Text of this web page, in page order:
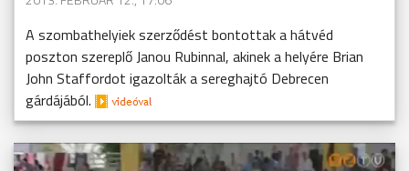
A szombathelyiek szerződést bontottak a hátvéd
poszton szereplő Janou Rubinnal, akinek a helyére Brian
John Staffordot igazolták a sereghajtó Debrecen
gárdájából.